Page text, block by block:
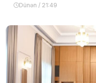
Dünən / 21:49